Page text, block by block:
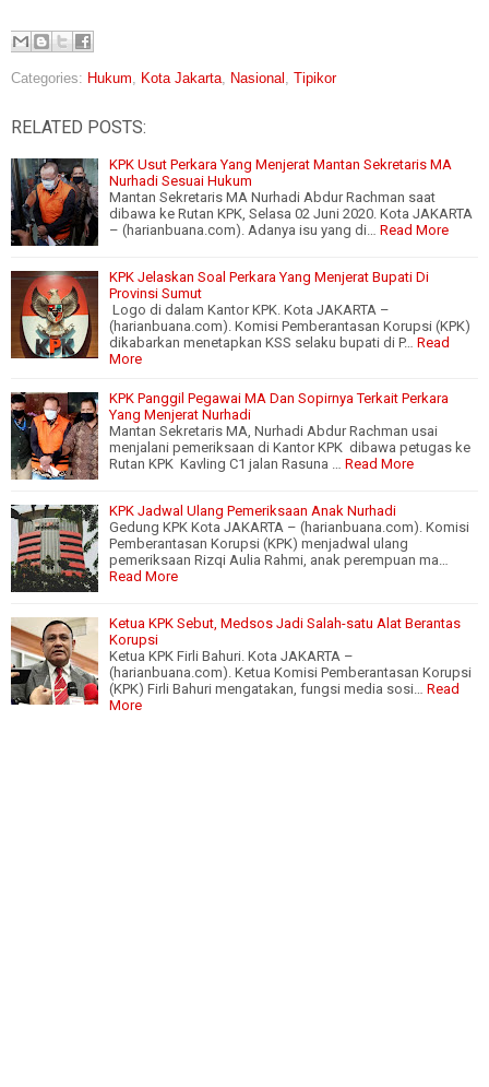
Categories: Hukum, Kota Jakarta, Nasional , Tipikor
RELATED POSTS:
KPK Usut Perkara Yang Menjerat Mantan Sekretaris MA
Nurhadi Sesuai Hukum
Mantan Sekretaris MA Nurhadi Abdur Rachman saat
dibawa ke Rutan KPK, Selasa 02 Juni 2020. Kota JAKARTA
– (harianbuana.com). Adanya isu yang di… Read More
KPK Jelaskan Soal Perkara Yang Menjerat Bupati Di
Provinsi Sumut
Logo di dalam Kantor KPK. Kota JAKARTA –
(harianbuana.com). Komisi Pemberantasan Korupsi (KPK)
dikabarkan menetapkan KSS selaku bupati di P… Read
More
KPK Panggil Pegawai MA Dan Sopirnya Terkait Perkara
Yang Menjerat Nurhadi
Mantan Sekretaris MA, Nurhadi Abdur Rachman usai
menjalani pemeriksaan di Kantor KPK dibawa petugas ke
Rutan KPK Kavling C1 jalan Rasuna … Read More
KPK Jadwal Ulang Pemeriksaan Anak Nurhadi
Gedung KPK Kota JAKARTA – (harianbuana.com). Komisi
Pemberantasan Korupsi (KPK) menjadwal ulang
pemeriksaan Rizqi Aulia Rahmi, anak perempuan ma…
Read More
Ketua KPK Sebut, Medsos Jadi Salah-satu Alat Berantas
Korupsi
Ketua KPK Firli Bahuri. Kota JAKARTA –
(harianbuana.com). Ketua Komisi Pemberantasan Korupsi
(KPK) Firli Bahuri mengatakan, fungsi media sosi… Read
More